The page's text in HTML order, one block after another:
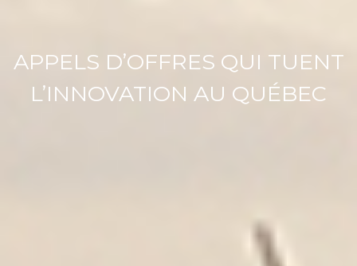
APPELS D’OFFRES QUI TUENT
L’INNOVATION AU QUÉBEC